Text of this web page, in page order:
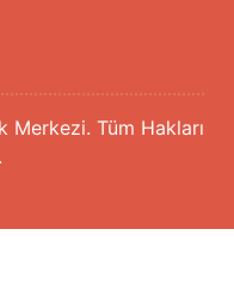
Tüm Hakları